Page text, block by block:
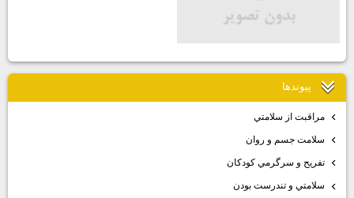
پيوندها
مراقبت از سلامتي
سلامت جسم و روان
تفريح و سرگرمي كودكان
سلامتي و تندرست بودن